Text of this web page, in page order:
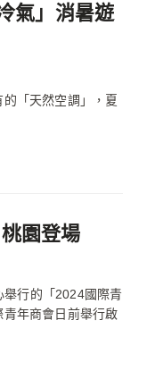
氣」消暑遊
「天然空調」，夏
園登場
行的「2024國際青
年商會日前舉行啟